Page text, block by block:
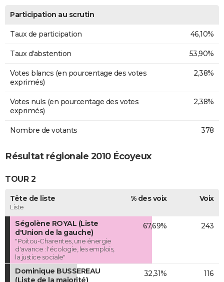
Participation au scrutin
Taux de participation 46,10%
Taux d'abstention 53,90%
Votes blancs (en pourcentage des votes
exprimés)
2,38%
Votes nuls (en pourcentage des votes
exprimés)
2,38%
Nombre de votants 378
Résultat régionale 2010 Écoyeux
TOUR 2
Tête de liste
Liste
% des voix Voix
Ségolène ROYAL (Liste
d'Union de la gauche)
"Poitou-Charentes, une énergie
d'avance : l'écologie, les emplois,
la justice sociale"
67,69% 243
Dominique BUSSEREAU
(Liste de la majorité)
32,31% 116